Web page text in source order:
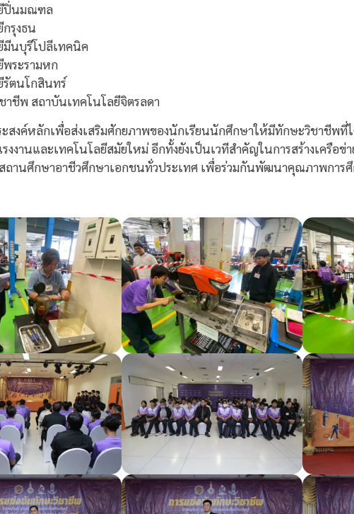
ปิ่นมณฑล
รุงธน
มีนบุรีโปลีเทคนิค
พระรามหก
รัตนโกสินทร์
าชีพ สถาบันเทคโนโลยีจิตรลดา
ะสงค์หลักเพื่อส่งเสริมศักยภาพของนักเรียนนักศึกษาให้มีทักษะวิชาชีพที่
งงานและเทคโนโลยีสมัยใหม่ อีกทั้งยังเป็นเวทีสำคัญในการสร้างเครือข่า
ถานศึกษาอาชีวศึกษาเอกชนทั่วประเทศ เพื่อร่วมกันพัฒนาคุณภาพการ